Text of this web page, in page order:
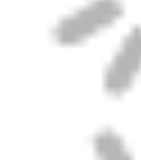
মান নিয়ন্ত্রণ
যোগাযোগ করুন